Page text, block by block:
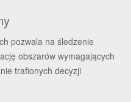
pozwala na śledzenie
obszarów wymagających
trafionych decyzji